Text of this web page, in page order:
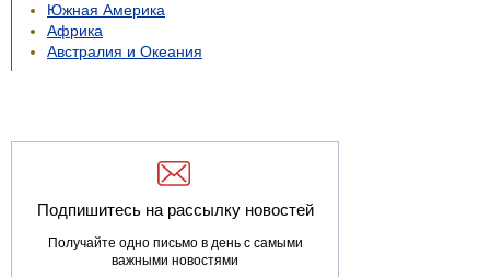
Южная Америка
Африка
Австралия и Океания
Подпишитесь на рассылку новостей
Получайте одно письмо в день с самыми
важными новостями